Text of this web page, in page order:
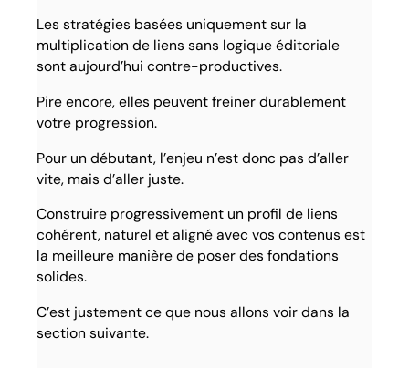
Les stratégies basées uniquement sur la
multiplication de liens sans logique éditoriale
sont aujourd’hui contre-productives.
Pire encore, elles peuvent freiner durablement
votre progression.
Pour un débutant, l’enjeu n’est donc pas d’aller
vite, mais d’aller juste.
Construire progressivement un profil de liens
cohérent, naturel et aligné avec vos contenus est
la meilleure manière de poser des fondations
solides.
C’est justement ce que nous allons voir dans la
section suivante.